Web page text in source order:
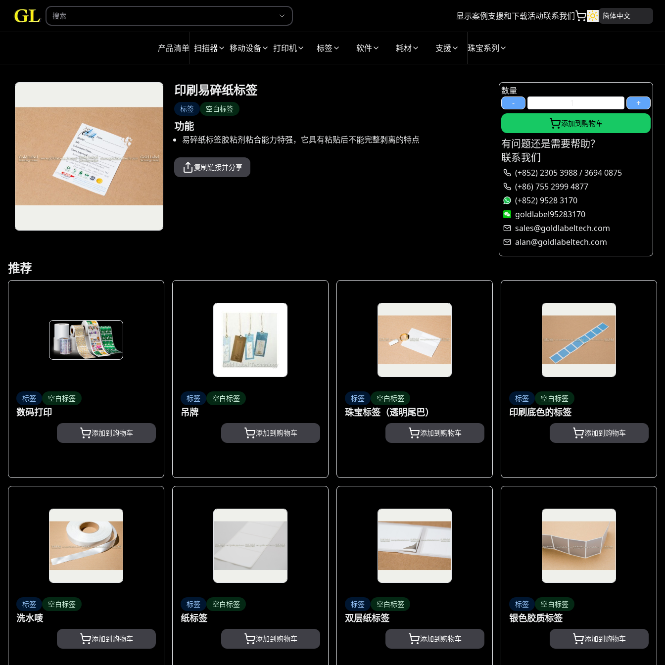
显示案例支援和下载活动联系我们 简体中文
产品清单 扫描器 移动设备 打印机 标签 软件 耗材 支援 珠宝系列
印刷易碎纸标签
标签 空白标签
功能
易碎纸标签胶粘剂粘合能力特强，它具有粘贴后不能完整剥离的特点
复制链接并分享
数量
-
+
添加到购物车
有问题还是需要帮助？
联系我们
(+852) 2305 3988 / 3694 0875
(+86) 755 2999 4877
(+852) 9528 3170
goldlabel95283170
sales@goldlabeltech.com
alan@goldlabeltech.com
推荐
标签 空白标签
数码打印
添加到购物车
标签 空白标签
吊牌
添加到购物车
标签 空白标签
珠宝标签（透明尾巴）
添加到购物车
标签 空白标签
印刷底色的标签
添加到购物车
标签 空白标签
洗水唛
添加到购物车
标签 空白标签
纸标签
添加到购物车
标签 空白标签
双层纸标签
添加到购物车
标签 空白标签
银色胶质标签
添加到购物车